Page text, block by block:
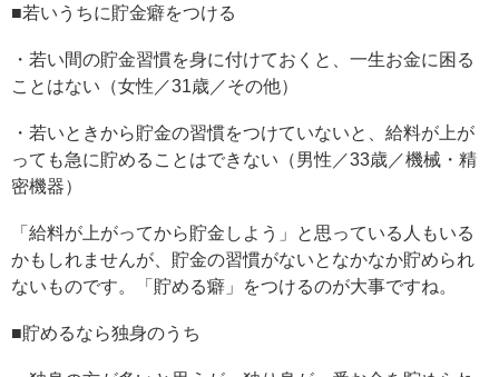
■若いうちに貯金癖をつける
・若い間の貯金習慣を身に付けておくと、一生お金に困る
ことはない（女性／31歳／その他）
・若いときから貯金の習慣をつけていないと、給料が上が
っても急に貯めることはできない（男性／33歳／機械・精
密機器）
「給料が上がってから貯金しよう」と思っている人もいる
かもしれませんが、貯金の習慣がないとなかなか貯められ
ないものです。「貯める癖」をつけるのが大事ですね。
■貯めるなら独身のうち